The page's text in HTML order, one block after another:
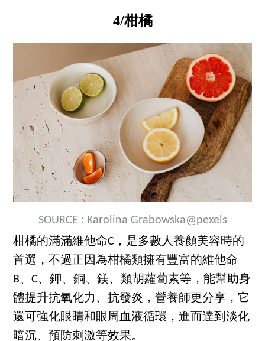
4/柑橘
SOURCE : Karolina Grabowska@pexels
柑橘的滿滿維他命C，是多數人養顏美容時的
首選，不過正因為柑橘類擁有豐富的維他命
B、C、鉀、銅、鎂、類胡蘿蔔素等，能幫助身
體提升抗氧化力、抗發炎，營養師更分享，它
還可強化眼睛和眼周血液循環，進而達到淡化
暗沉、預防刺激等效果。